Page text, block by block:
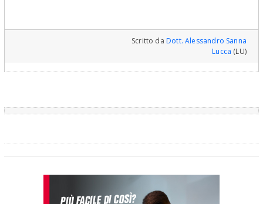
Scritto daDott. Alessandro Sanna
Lucca (LU)